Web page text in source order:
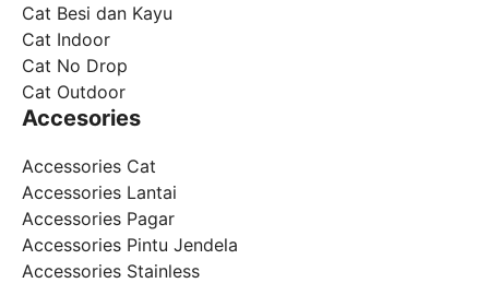
Cat Besi dan Kayu
Cat Indoor
Cat No Drop
Cat Outdoor
Accesories
Accessories Cat
Accessories Lantai
Accessories Pagar
Accessories Pintu Jendela
Accessories Stainless